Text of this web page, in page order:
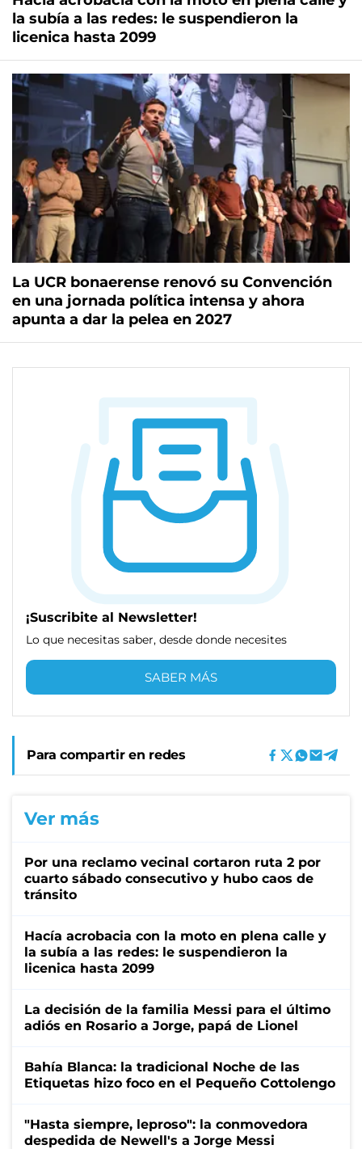
la subía a las redes: le suspendieron la
licenica hasta 2099
La UCR bonaerense renovó su Convención
en una jornada política intensa y ahora
apunta a dar la pelea en 2027
¡Suscribite al Newsletter!
Lo que necesitas saber, desde donde necesites
SABER MÁS
Para compartir en redes
Ver más
Por una reclamo vecinal cortaron ruta 2 por
cuarto sábado consecutivo y hubo caos de
tránsito
Hacía acrobacia con la moto en plena calle y
la subía a las redes: le suspendieron la
licenica hasta 2099
La decisión de la familia Messi para el último
adiós en Rosario a Jorge, papá de Lionel
Bahía Blanca: la tradicional Noche de las
Etiquetas hizo foco en el Pequeño Cottolengo
"Hasta siempre, leproso": la conmovedora
despedida de Newell's a Jorge Messi